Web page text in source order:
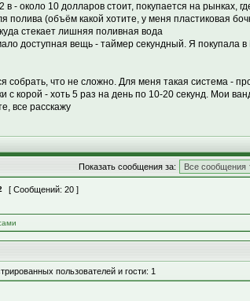
в - около 10 долларов стоит, покупается на рынках,
полива (объём какой хотите, у меня пластиковая
стекает лишняя поливная вода
доступная вещь - таймер секундный. Я покупала
собрать, что не сложно. Для меня такая система -
с корой - хоть 5 раз на день по 10-20 секунд. Мои
все расскажу
Показать сообщения за:
[ Сообщений: 20 ]
пользователей и гости: 1